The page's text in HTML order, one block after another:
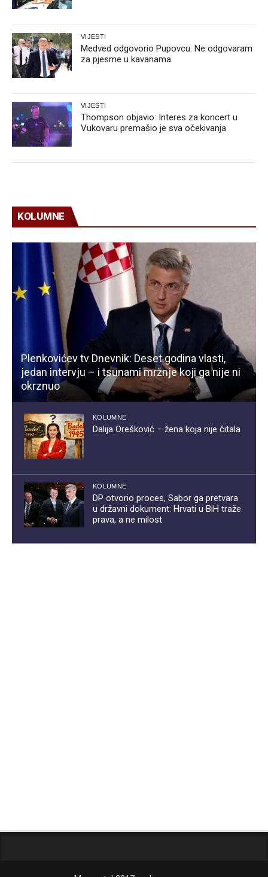
VIJESTI
Medved odgovorio Pupovcu: Ne odgovaram
za pjesme u kavanama
VIJESTI
Thompson objavio: Interes za koncert u
Vukovaru premašio je sva očekivanja
KOLUMNE
Plenkovićev tv Dnevnik: Deset godina vlasti,
jedan intervju – i tsunami mržnje koji ga nije ni
okrznuo
KOLUMNE
Dalija Orešković – žena koja nije čitala
KOLUMNE
DP otvorio proces, Sabor ga pretvara
u državni dokument: Hrvati u BiH traže
prava, a ne milost